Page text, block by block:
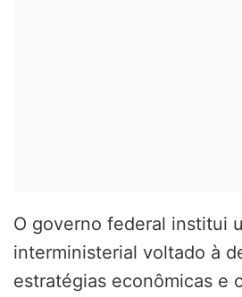
O governo federal institui
interministerial voltado à
estratégias econômicas e